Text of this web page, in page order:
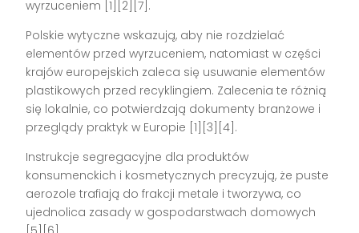
wyrzuceniem [1][2][7].
Polskie wytyczne wskazują, aby nie rozdzielać
elementów przed wyrzuceniem, natomiast w części
krajów europejskich zaleca się usuwanie elementów
plastikowych przed recyklingiem. Zalecenia te różnią
się lokalnie, co potwierdzają dokumenty branżowe i
przeglądy praktyk w Europie [1][3][4].
Instrukcje segregacyjne dla produktów
konsumenckich i kosmetycznych precyzują, że puste
aerozole trafiają do frakcji metale i tworzywa, co
ujednolica zasady w gospodarstwach domowych